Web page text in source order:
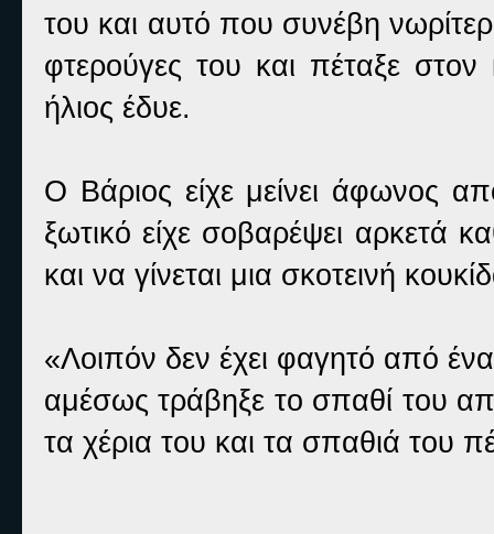
του και αυτό που συνέβη
φτερούγες του και πέταξε
ήλιος έδυε.
Ο Βάριος είχε μείνει άφωνος
ξωτικό είχε σοβαρέψει αρκετά
και να γίνεται μια σκοτεινή
«Λοιπόν δεν έχει φαγητό από
αμέσως τράβηξε το σπαθί του
τα χέρια του και τα σπαθιά του